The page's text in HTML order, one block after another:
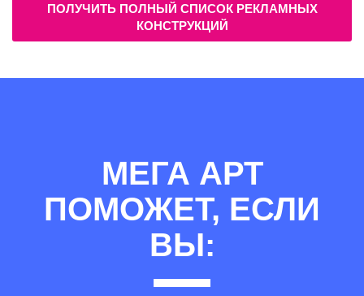
ПОЛУЧИТЬ ПОЛНЫЙ СПИСОК РЕКЛАМНЫХ
КОНСТРУКЦИЙ
МЕГА АРТ
ПОМОЖЕТ, ЕСЛИ
ВЫ: